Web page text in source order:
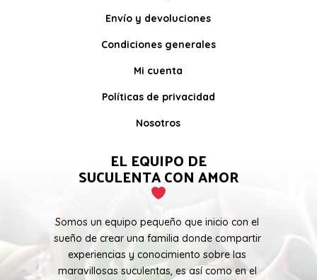
Envío y devoluciones
Condiciones generales
Mi cuenta
Políticas de privacidad
Nosotros
EL EQUIPO DE
SUCULENTA CON AMOR
Somos un equipo pequeño que inicio con el
sueño de crear una familia donde compartir
experiencias y conocimiento sobre las
maravillosas suculentas, es así como en el